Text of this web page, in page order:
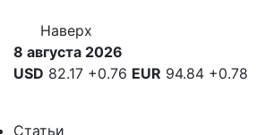
Наверх
8 августа 2026
USD 82.17 +0.76 EUR 94.84 +0.78
Статьи